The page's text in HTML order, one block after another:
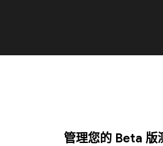
管理您的 Beta 版